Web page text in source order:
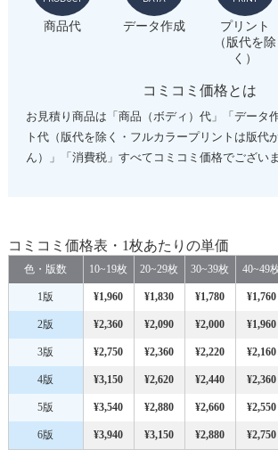
商品代 データ作成
プリント
（版代を除
く）
コミコミ価格とは
お見積り商品は「商品（ボディ）代」「データ
ト代（版代を除く・フルカラープリントは版代
ん）」「消費税」すべてコミコミ価格でございま
コミコミ価格表・1枚あたりの単価
色・版数 10~19枚 20~29枚 30~39枚 40~49
1版 ¥1,960 ¥1,830 ¥1,780 ¥1,760
2版 ¥2,360 ¥2,090 ¥2,000 ¥1,960
3版 ¥2,750 ¥2,360 ¥2,220 ¥2,160
4版 ¥3,150 ¥2,620 ¥2,440 ¥2,360
5版 ¥3,540 ¥2,880 ¥2,660 ¥2,550
6版 ¥3,940 ¥3,150 ¥2,880 ¥2,750